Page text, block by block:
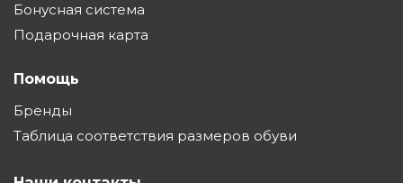
Бонусная система
Подарочная карта
Помощь
Бренды
Таблица соответствия размеров обуви